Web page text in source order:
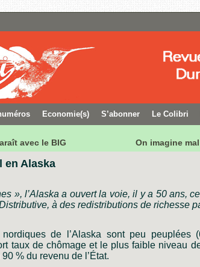
Economie(s) S’abonner Le Colibri
avec le BIG On imagine
en Alaska
», l’Alaska a ouvert la voie, il y a 50 ans,
à des redistributions de richesse
nordiques de l’Alaska sont peu peuplées
taux de chômage et le plus faible niveau
90 % du revenu de l’État.